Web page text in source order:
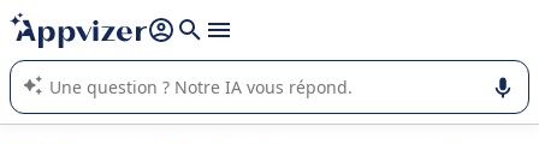
répondre (plusieurs lignes avec
L'IA de Appvizer vous guide dans l'utilisation ou la sélection de
logiciel SaaS en entreprise.